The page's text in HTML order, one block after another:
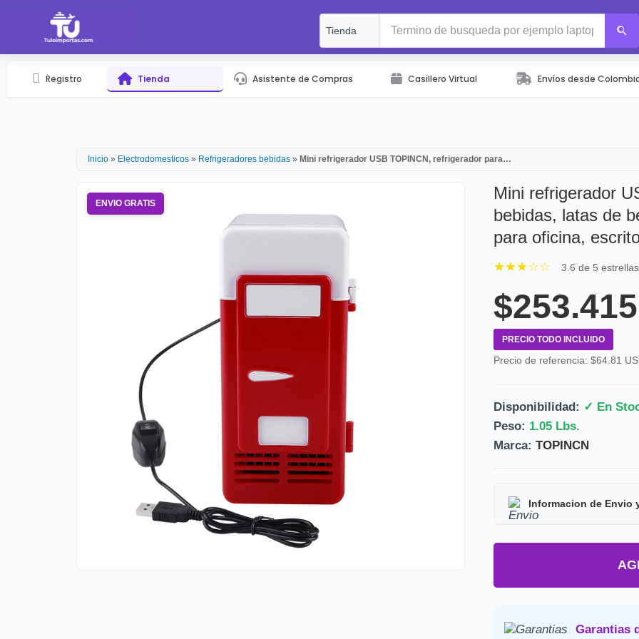
Registro Tienda Asistente de Compras Casillero Virtual Envíos desde
Inicio » Electrodomesticos » Refrigeradores bebidas » Mini refrigerador USB TOPINCN, refrigerador para…
ENVIO GRATIS
Mini refrigerador
bebidas, latas de
para oficina,
★★★☆☆ 3.6 de 5
$253.415
PRECIO TODO INCLUIDO
Precio de referencia: $64.81
Disponibilidad: ✓ En
Peso: 1.05 Lbs.
Marca: TOPINCN
Informacion de Envio
Tipo de producto:
Tiempo de entrega:
Precio final:Incluye
Consulta nuestra
Garantias